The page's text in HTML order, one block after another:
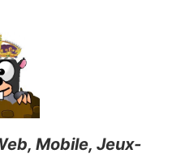
Mobile, Jeux-